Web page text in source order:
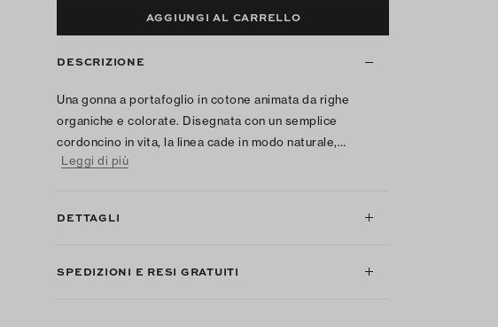
AGGIUNGI AL CARRELLO
DESCRIZIONE
Una gonna a portafoglio in cotone animata da righe
organiche e colorate. Disegnata con un semplice
cordoncino in vita, la linea cade in modo naturale,…
Leggi di più
DETTAGLI
SPEDIZIONI E RESI GRATUITI